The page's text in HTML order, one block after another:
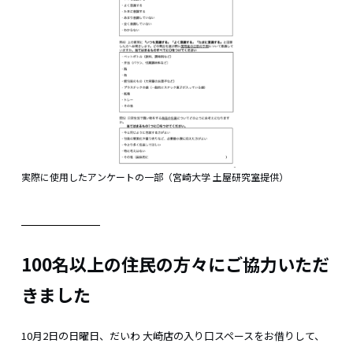
実際に使用したアンケートの一部（宮崎大学 土屋研究室提供）
100名以上の住民の方々にご協力いただ
きました
10月2日の日曜日、だいわ 大崎店の入り口スペースをお借りして、